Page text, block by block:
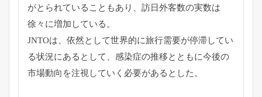
がとられていることもあり、 訪日外客数の実数は
徐々に増加している。
JNTOは、 依然として世界的に旅行需要が停滞してい
る状況にあるとして、 感染症の推移とともに今後の
市場動向を注視していく必要があると した。